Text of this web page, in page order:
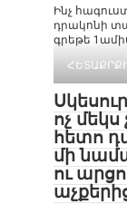
Ինչ
դրակոնի
գրեթե
ոչ
հետո
մի
ու